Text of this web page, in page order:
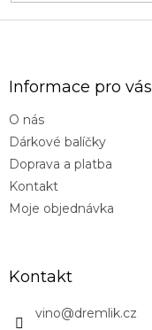
Informace pro vás
O nás
Dárkové balíčky
Doprava a platba
Kontakt
Moje objednávka
Kontakt
vino@dremlik.cz